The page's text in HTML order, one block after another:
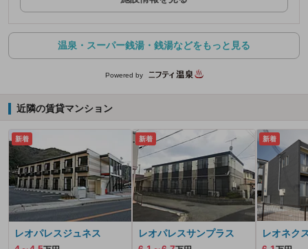
温泉・スーパー銭湯・銭湯などをもっと見る
Powered by
近隣の賃貸マンション
新着
レオパレスジュネス
新着
レオパレスサンプラス
新着
レオネク